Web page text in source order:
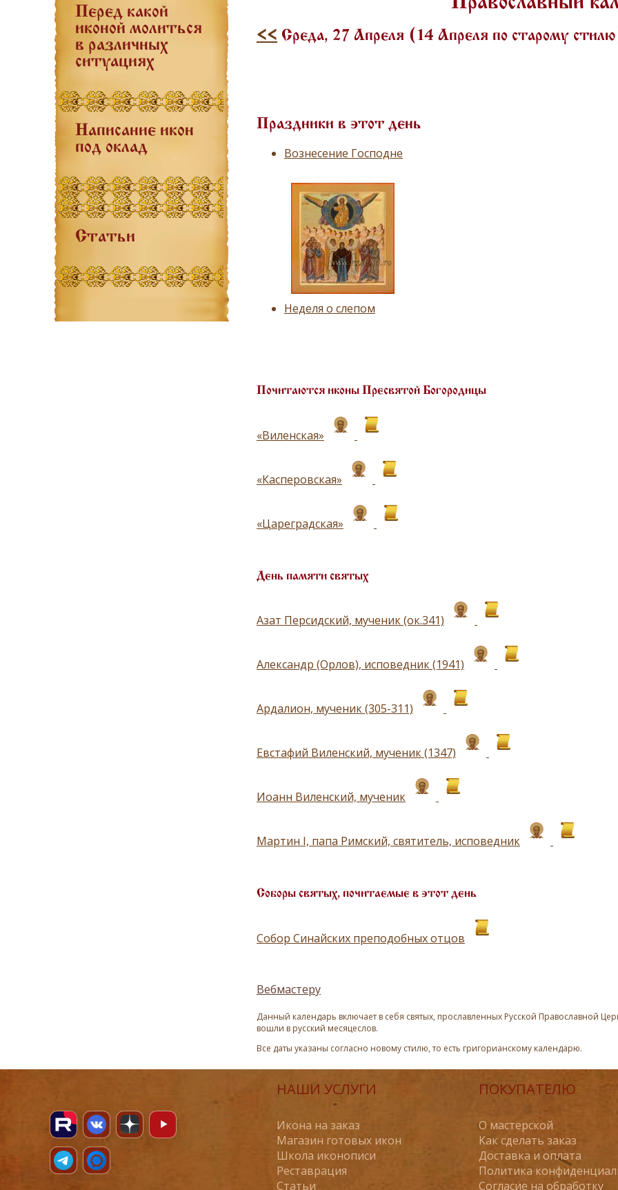
Перед какой
иконой молиться
в различных
ситуациях
Написание икон
под оклад
Статьи
<< Среда, 27 Апреля (14 Апреля по старому
Праздники в этот день
Вознесение Господне
Неделя о слепом
Почитаются иконы Пресвятой Богородицы
«Виленская»
«Касперовская»
«Цареградская»
День памяти святых
Азат Персидский, мученик (ок.341)
Александр (Орлов), исповедник (1941)
Ардалион, мученик (305-311)
Евстафий Виленский, мученик (1347)
Иоанн Виленский, мученик
Мартин I, папа Римский, святитель, исповедник
Соборы святых, почитаемые в этот день
Собор Синайских преподобных отцов
Вебмастеру
Данный календарь включает в себя святых, прославленных Русской Православной
вошли в русский месяцеслов.
Все даты указаны согласно новому стилю, то есть григорианскому календарю.
НАШИ УСЛУГИ
Икона на заказ
Магазин готовых икон
Школа иконописи
Реставрация
Статьи
ПОКУПАТЕЛЮ
О мастерской
Как сделать заказ
Доставка и оплата
Политика
Согласие на обработку